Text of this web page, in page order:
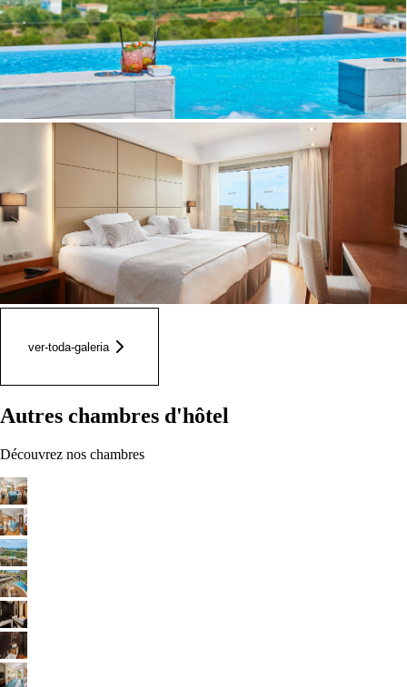
ver-toda-galeria
Autres chambres d'hôtel
Découvrez nos chambres